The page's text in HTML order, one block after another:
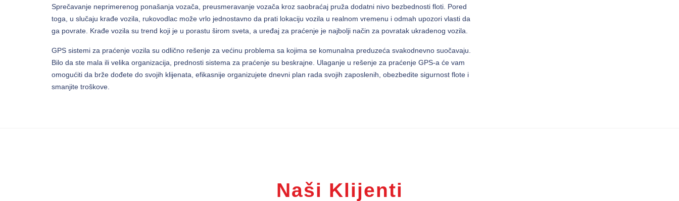
Sprečavanje neprimerenog ponašanja vozača, preusmeravanje vozača kroz saobraćaj pruža dodatni nivo bezbednosti floti. Pored
toga, u slučaju krađe vozila, rukovodlac može vrlo jednostavno da prati lokaciju vozila u realnom vremenu i odmah upozori vlasti da
ga povrate. Krađe vozila su trend koji je u porastu širom sveta, a uređaj za praćenje je najbolji način za povratak ukradenog vozila.
GPS sistemi za praćenje vozila su odlično rešenje za većinu problema sa kojima se komunalna preduzeća svakodnevno suočavaju.
Bilo da ste mala ili velika organizacija, prednosti sistema za praćenje su beskrajne. Ulaganje u rešenje za praćenje GPS-a će vam
omogućiti da brže dođete do svojih klijenata, efikasnije organizujete dnevni plan rada svojih zaposlenih, obezbedite sigurnost flote i
smanjite troškove.
Naši Klijenti